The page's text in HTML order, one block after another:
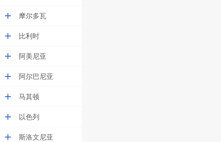
摩尔多瓦
比利时
阿美尼亚
阿尔巴尼亚
马其顿
以色列
斯洛文尼亚